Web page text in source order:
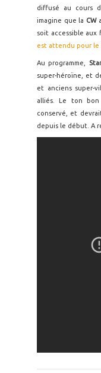
diffusé au cours
imagine que la CW
soit accessible aux
est attendu pour le
Au programme,
super-héroïne, et
et anciens super-
alliés. Le ton
conservé, et
depuis le début. A